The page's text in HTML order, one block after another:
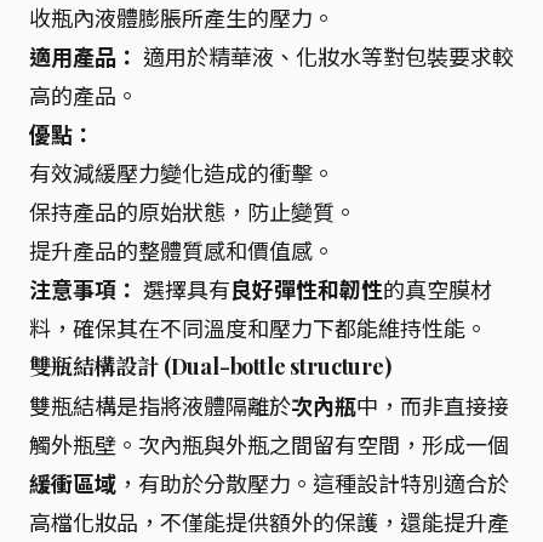
收瓶內液體膨脹所產生的壓力。
適用產品： 適用於精華液、化妝水等對包裝要求較
高的產品。
優點：
有效減緩壓力變化造成的衝擊。
保持產品的原始狀態，防止變質。
提升產品的整體質感和價值感。
注意事項： 選擇具有良好彈性和韌性的真空膜材
料，確保其在不同溫度和壓力下都能維持性能。
雙瓶結構設計 (Dual-bottle structure)
雙瓶結構是指將液體隔離於次內瓶中，而非直接接
觸外瓶壁。次內瓶與外瓶之間留有空間，形成一個
緩衝區域 ，有助於分散壓力。這種設計特別適合於
高檔化妝品，不僅能提供額外的保護，還能提升產